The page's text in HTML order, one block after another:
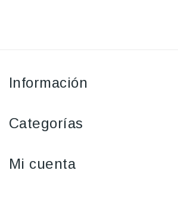
Información
Categorías
Mi cuenta